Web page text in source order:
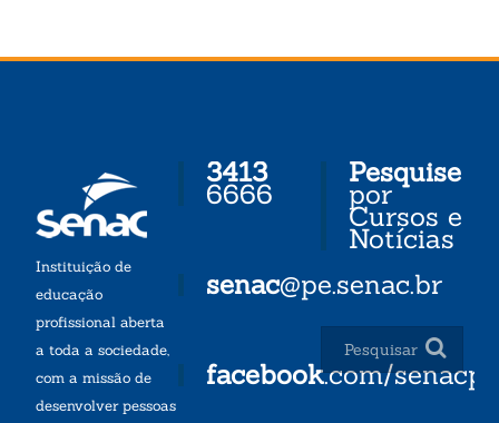
Instituição de
educação
profissional aberta
a toda a sociedade,
com a missão de
desenvolver pessoas
3413
6666
senac@pe.senac.br
facebook.com/senacpe
Pesquise
por
Cursos e
Notícias